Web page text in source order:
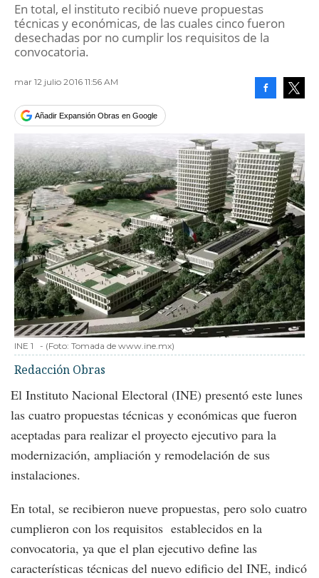
En total, el instituto recibió nueve propuestas
técnicas y económicas, de las cuales cinco fueron
desechadas por no cumplir los requisitos de la
convocatoria.
mar 12 julio 2016 11:56 AM
Añadir Expansión Obras en Google
INE 1 - (Foto: Tomada de www.ine.mx)
Redacción Obras
El Instituto Nacional Electoral (INE) presentó este lunes
las cuatro propuestas técnicas y económicas que fueron
aceptadas para realizar el proyecto ejecutivo para la
modernización, ampliación y remodelación de sus
instalaciones.
En total, se recibieron nueve propuestas, pero solo cuatro
cumplieron con los requisitos establecidos en la
convocatoria, ya que el plan ejecutivo define las
características técnicas del nuevo edificio del INE, indicó